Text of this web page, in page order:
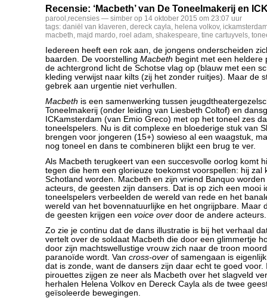
Recensie: ‘Macbeth’ van De Toneelmakerij en
parool ,recensies — simber op 14 oktober 2015 om 23:07 uur
tags: daniël van klaveren, dereck cayla, helena volkov,
macbeth, majd mardo, roel adam, shakespeare, tine cartuyvels,
Iedereen heeft een rok aan, de jongens onderscheiden
baarden. De voorstelling Macbeth begint met een heldere
de achtergrond licht de Schotse vlag op (blauw met een
kleding verwijst naar kilts (zij het zonder ruitjes). Maar de
gebrek aan urgentie niet verhullen.
Macbeth is een samenwerking tussen
Toneelmakerij (onder leiding van Liesbeth Coltof) en
ICKamsterdam (van Emio Greco) met op het toneel zes
toneelspelers. Nu is dit complexe en bloederige stuk van
brengen voor jongeren (15+) sowieso al een waagstuk,
nog toneel en dans te combineren blijkt een brug te ver.
Als Macbeth terugkeert van een succesvolle oorlog komt
tegen die hem een glorieuze toekomst voorspellen: hij zal
Schotland worden. Macbeth en zijn vriend Banquo
acteurs, de geesten zijn dansers. Dat is op zich een mooi
toneelspelers verbeelden de wereld van rede en het
wereld van het bovennatuurlijke en het ongrijpbare. Maar
de geesten krijgen een voice over door de andere acteurs.
Zo zie je continu dat de dans illustratie is bij het verhaal
vertelt over de soldaat Macbeth die door een glimmertje
door zijn machtswellustige vrouw zich naar de troon
paranoïde wordt. Van cross-over of samengaan is
dat is zonde, want de dansers zijn daar echt te goed voor.
pirouettes zijgen ze neer als Macbeth over het slagveld
herhalen Helena Volkov en Dereck Cayla als de twee
geïsoleerde bewegingen.